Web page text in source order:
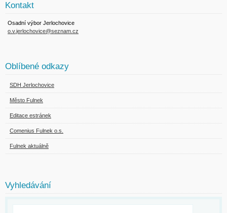
Kontakt
Osadní výbor Jerlochovice
o.v.jerlochovice@seznam.cz
Oblíbené odkazy
SDH Jerlochovice
Město Fulnek
Editace estránek
Comenius Fulnek o.s.
Fulnek aktuálně
Vyhledávání